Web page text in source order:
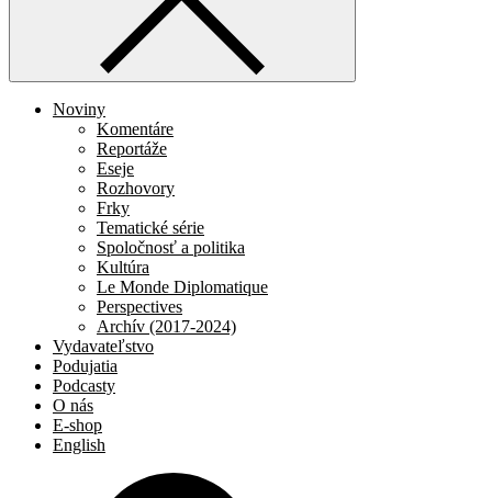
Noviny
Komentáre
Reportáže
Eseje
Rozhovory
Frky
Tematické série
Spoločnosť a politika
Kultúra
Le Monde Diplomatique
Perspectives
Archív (2017-2024)
Vydavateľstvo
Podujatia
Podcasty
O nás
E-shop
English